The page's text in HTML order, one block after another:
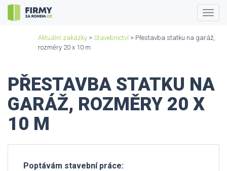
Aktuální zakázky > Stavebnictví > Přestavba statku na garáž,
rozměry 20 x 10 m
PŘESTAVBA STATKU NA
GARÁŽ, ROZMĚRY 20 X
10 M
Poptávám stavební práce: